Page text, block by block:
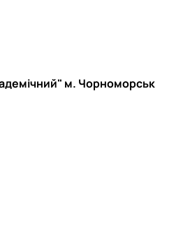
м. Чорноморськ